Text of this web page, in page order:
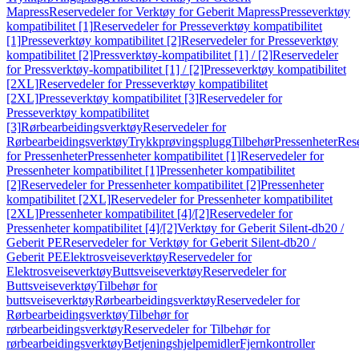
MapressReservedeler for Verktøy for Geberit MapressPresseverktøy
kompatibilitet [1]Reservedeler for Presseverktøy kompatibilitet
[1]Presseverktøy kompatibilitet [2]Reservedeler for Presseverktøy
kompatibilitet [2]Pressverktøy-kompatibilitet [1] / [2]Reservedeler
for Pressverktøy-kompatibilitet [1] / [2]Presseverktøy kompatibilitet
[2XL]Reservedeler for Presseverktøy kompatibilitet
[2XL]Presseverktøy kompatibilitet [3]Reservedeler for
Presseverktøy kompatibilitet
[3]RørbearbeidingsverktøyReservedeler for
RørbearbeidingsverktøyTrykkprøvingspluggTilbehørPressenheter
for PressenheterPressenheter kompatibilitet [1]Reservedeler for
Pressenheter kompatibilitet [1]Pressenheter kompatibilitet
[2]Reservedeler for Pressenheter kompatibilitet [2]Pressenheter
kompatibilitet [2XL]Reservedeler for Pressenheter kompatibilitet
[2XL]Pressenheter kompatibilitet [4]/[2]Reservedeler for
Pressenheter kompatibilitet [4]/[2]Verktøy for Geberit Silent-db20 /
Geberit PEReservedeler for Verktøy for Geberit Silent-db20 /
Geberit PEElektrosveiseverktøyReservedeler for
ElektrosveiseverktøyButtsveiseverktøyReservedeler for
ButtsveiseverktøyTilbehør for
buttsveiseverktøyRørbearbeidingsverktøyReservedeler for
RørbearbeidingsverktøyTilbehør for
rørbearbeidingsverktøyReservedeler for Tilbehør for
rørbearbeidingsverktøyBetjeningshjelpemidlerFjernkontroller